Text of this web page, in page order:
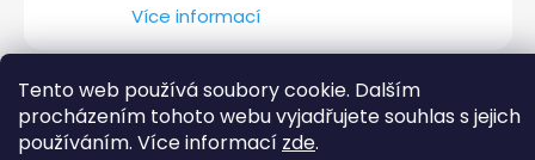
Tento web používá soubory cookie. Dalším
procházením tohoto webu vyjadřujete souhlas s jejich
používáním. Více informací zde.
Více informací
Copyright 2026iPhoneMarket.cz. Všechna práva vyhrazena.